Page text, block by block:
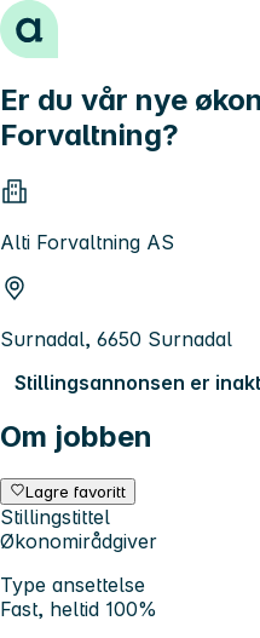
Hopp til innhold
Er du vår nye
Forvaltning?
Alti Forvaltning AS
Surnadal, 6650 Surnadal
Stillingsannonsen er
Om jobben
Lagre favoritt
Stillingstittel
Økonomirådgiver
Type ansettelse
Fast, heltid 100%